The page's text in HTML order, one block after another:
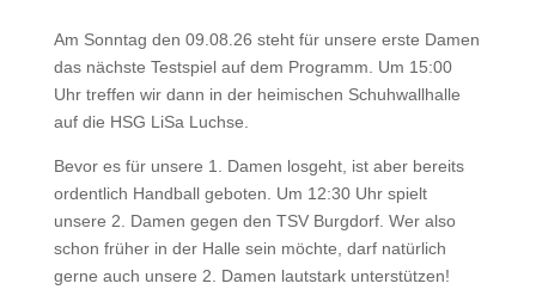
Am Sonntag den 09.08.26 steht für unsere erste Damen
das nächste Testspiel auf dem Programm. Um 15:00
Uhr treffen wir dann in der heimischen Schuhwallhalle
auf die HSG LiSa Luchse.
Bevor es für unsere 1. Damen losgeht, ist aber bereits
ordentlich Handball geboten. Um 12:30 Uhr spielt
unsere 2. Damen gegen den TSV Burgdorf. Wer also
schon früher in der Halle sein möchte, darf natürlich
gerne auch unsere 2. Damen lautstark unterstützen!
Jobbörse
Hallenheft
Kooperationen
Termine
Intern